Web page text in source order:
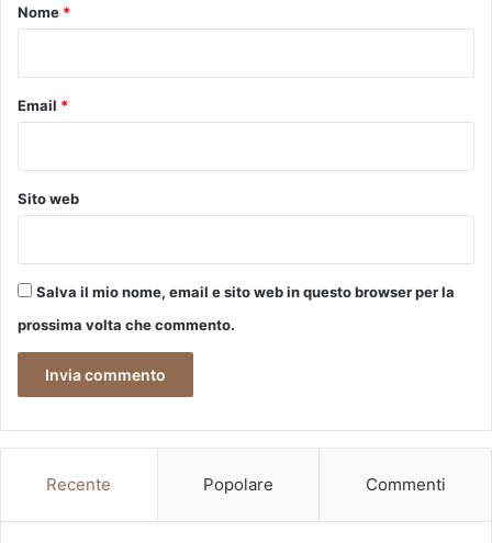
o
Nome *
Email *
Sito web
Salva il mio nome, email e sito web in questo browser per la
prossima volta che commento.
Recente Popolare Commenti